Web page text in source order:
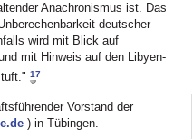
Anachronismus ist. Das
deutscher
wird mit Blick auf
mit Hinweis auf den Libyen-
17
Vorstand der
) in Tübingen.